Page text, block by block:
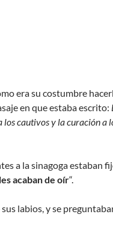
era su costumbre
en que estaba escrito:
cautivos y la curación a
a la sinagoga estaban
acaban de oír“.
labios, y se